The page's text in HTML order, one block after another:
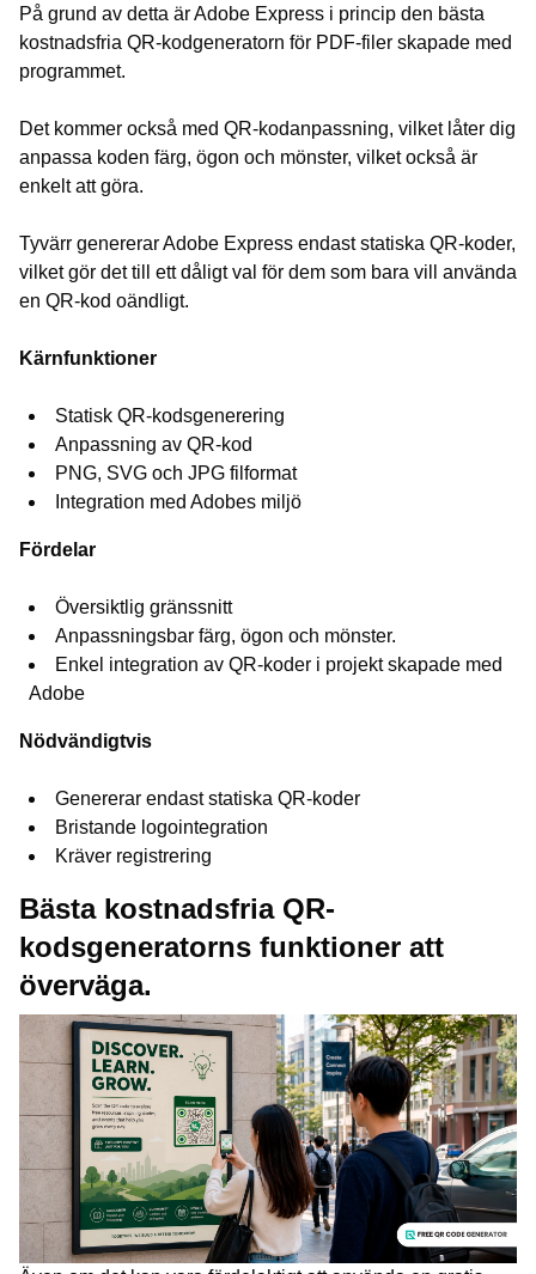
På grund av detta är Adobe Express i princip den bästa
kostnadsfria QR-kodgeneratorn för PDF-filer skapade med
programmet.
Det kommer också med QR-kodanpassning, vilket låter dig
anpassa koden färg, ögon och mönster, vilket också är
enkelt att göra.
Tyvärr genererar Adobe Express endast statiska QR-koder,
vilket gör det till ett dåligt val för dem som bara vill använda
en QR-kod oändligt.
Kärnfunktioner
Statisk QR-kodsgenerering
Anpassning av QR-kod
PNG, SVG och JPG filformat
Integration med Adobes miljö
Fördelar
Översiktlig gränssnitt
Anpassningsbar färg, ögon och mönster.
Enkel integration av QR-koder i projekt skapade med
Adobe
Nödvändigtvis
Genererar endast statiska QR-koder
Bristande logointegration
Kräver registrering
Bästa kostnadsfria QR-
kodsgeneratorns funktioner att
överväga.